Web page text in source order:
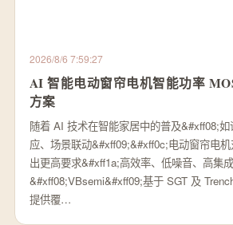
2026/8/6 7:59:27
AI 智能电动窗帘电机智能功率
方案
随着 AI 技术在智能家居中的普及&#xff08;
应、场景联动&#xff09;&#xff0c;电动窗帘电
出更高要求&#xff1a;高效率、低噪音、高集
&#xff08;VBsemi&#xff09;基于 SGT 及
提供覆…